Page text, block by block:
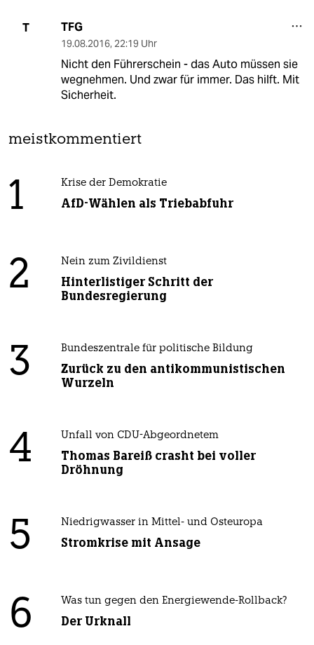
T TFG
19.08.2016, 22:19 Uhr
Nicht den Führerschein - das Auto müssen sie
wegnehmen. Und zwar für immer. Das hilft. Mit
Sicherheit.
meistkommentiert
1 Krise der Demokratie
AfD-Wählen als Triebabfuhr
2 Nein zum Zivildienst
Hinterlistiger Schritt der
Bundesregierung
3 Bundeszentrale für politische Bildung
Zurück zu den antikommunistischen
Wurzeln
4 Unfall von CDU-Abgeordnetem
Thomas Bareiß crasht bei voller
Dröhnung
5 Niedrigwasser in Mittel- und Osteuropa
Stromkrise mit Ansage
6 Was tun gegen den Energiewende-Rollback?
Der Urknall